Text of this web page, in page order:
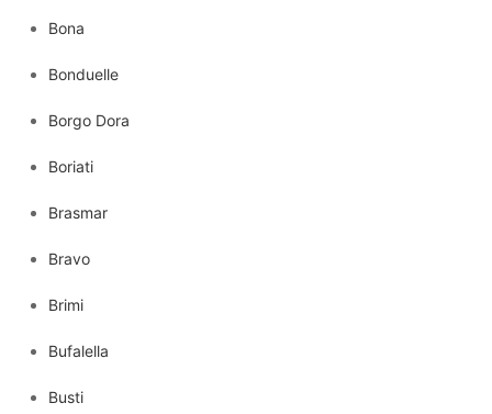
Bona
Bonduelle
Borgo Dora
Boriati
Brasmar
Bravo
Brimi
Bufalella
Busti